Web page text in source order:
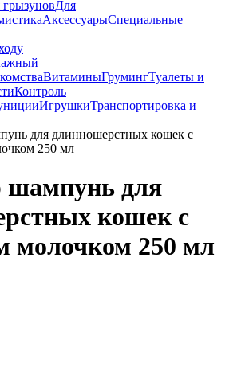
грызуновДля
АксессуарыСпециальные
ВитаминыГрумингТуалеты и
Контроль
ИгрушкиТранспортировка и
для длинношерстных кошек с
250 мл
шампунь для
кошек с
молочком 250 мл